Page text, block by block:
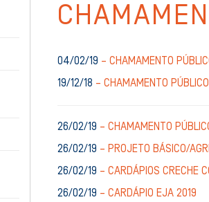
04/02/19 – CHAMAMENTO
19/12/18 – CHAMAMENTO
26/02/19 – CHAMAMENTO
26/02/19 – PROJETO BÁSICO/
26/02/19 – CARDÁPIOS CRECHE
26/02/19 – CARDÁPIO EJA 2019